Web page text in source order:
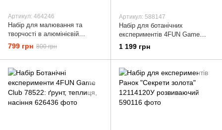
Артикул: 464246
Набір для малювання та
творчості в алюмінієвій
скриньці Super Mega Art Set
144 предмета Блакитний
799 грн 800 грн
Артикул: 588147
Набір для ботанічних
експериментів 4FUN Game
Club 18415 міні-теплиця 16
видів насіння ґрунт
інструменти
1 199 грн